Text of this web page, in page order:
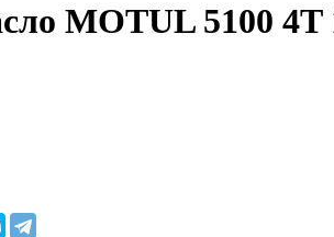
MOTUL 5100 4T